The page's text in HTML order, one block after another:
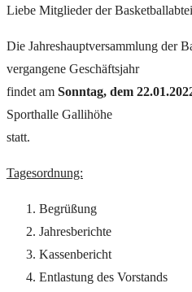
Liebe Mitglieder der
Die Jahreshauptversammlung der
vergangene Geschäftsjahr
findet am Sonntag, dem
Sporthalle Gallihöhe
statt.
Tagesordnung:
Begrüßung
Jahresberichte
Kassenbericht
Entlastung des Vorstands